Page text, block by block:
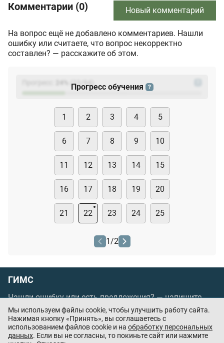
Комментарии (0) Новый комментарий
На вопрос ещё не добавлено комментариев. Нашли
ошибку или считаете, что вопрос некорректно
составлен? — расскажите об этом.
(23
Прогресс обучения ?
1 2 3 4 5
6 7 8 9 10
11 12 13 14 15
16 17 18 19 20
21 22 23 24 25
1 /2
ГИМС
Нашли ошибку или есть предложения? —напишите
нам
Порядок проведения оплаты по банковским
картам/Цены/Оферта
Мы используем файлы cookie, чтобы улучшить работу сайта.
Нажимая кнопку «Принять», вы соглашаетесь с
использованием файлов cookie и на обработку персональных
данных. Если вы не согласны, то покиньте сайт или нажмите